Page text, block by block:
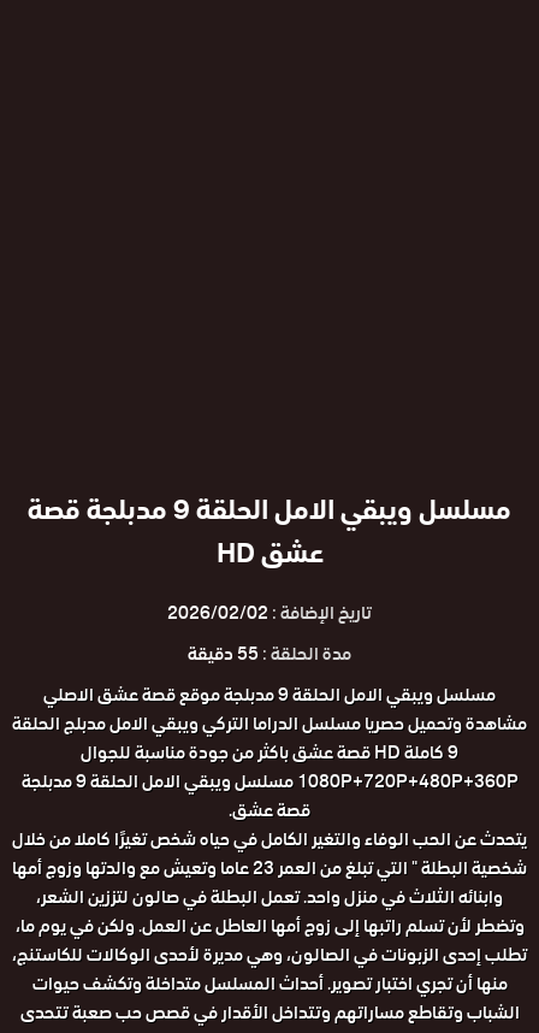
مسلسل ويبقي الامل الحلقة 9 مدبلجة قصة
عشق HD
تاريخ الإضافة :2026/02/02
مدة الحلقة :55 دقيقة
مسلسل ويبقي الامل الحلقة 9 مدبلجة موقع قصة عشق الاصلي
مشاهدة وتحميل حصريا مسلسل الدراما التركي ويبقي الامل مدبلج الحلقة
9 كاملة HD قصة عشق باكثر من جودة مناسبة للجوال
1080P+720P+480P+360P مسلسل ويبقي الامل الحلقة 9 مدبلجة
قصة عشق.
يتحدث عن الحب الوفاء والتغير الكامل في حياه شخص تغيرًا كاملا من خلال
شخصية البطلة " التي تبلغ من العمر 23 عاما وتعيش مع والدتها وزوج أمها
وابنائه الثلاث في منزل واحد. تعمل البطلة في صالون لتززين الشعر،
وتضطر لأن تسلم راتبها إلى زوج أمها العاطل عن العمل. ولكن في يوم ما،
تطلب إحدى الزبونات في الصالون، وهي مديرة لأحدى الوكالات للكاستنج،
منها أن تجري اختبار تصوير. أحداث المسلسل متداخلة وتكشف حيوات
الشباب وتقاطع مساراتهم وتتداخل الأقدار في قصص حب صعبة تتحدى